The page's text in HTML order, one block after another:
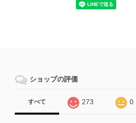
ショップの評価
すべて 273 0